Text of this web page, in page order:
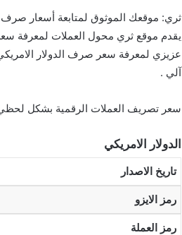
ثري: موقعك الموثوق لمتابعة أسعار
يقدم موقع ثري محول العملات لمعرفة
عزيزي لمعرفة سعر صرف الدولار
آلي .
سعر تصريف العملات الرقمية بشكل
الدولار الامريكي
تاريخ الاصدار
رمز الايزو
رمز العملة